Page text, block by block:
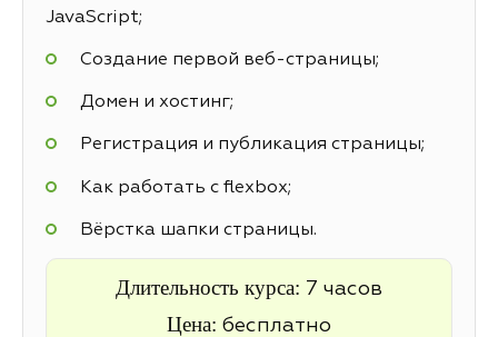
JavaScript;
Создание первой веб-страницы;
Домен и хостинг;
Регистрация и публикация страницы;
Как работать с flexbox;
Вёрстка шапки страницы.
Длительность курса: 7 часов
Цена: бесплатно